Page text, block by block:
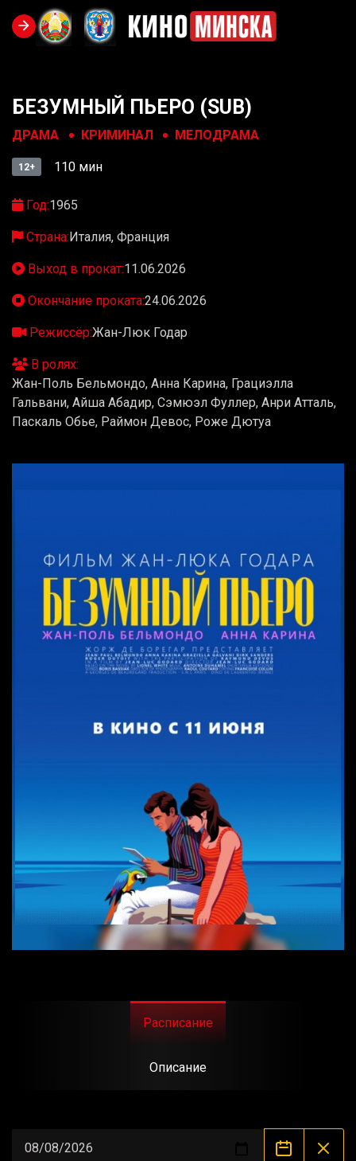
БЕЗУМНЫЙ ПЬЕРО (SUB)
ДРАМА КРИМИНАЛ МЕЛОДРАМА
12+ 110 мин
Год:1965
Страна:Италия, Франция
Выход в прокат:11.06.2026
Окончание проката:24.06.2026
Режиссёр:Жан-Люк Годар
В ролях:
Жан-Поль Бельмондо, Анна Карина, Грациэлла
Гальвани, Айша Абадир, Сэмюэл Фуллер, Анри Атталь,
Паскаль Обье, Раймон Девос, Роже Дютуа
Расписание
Описание